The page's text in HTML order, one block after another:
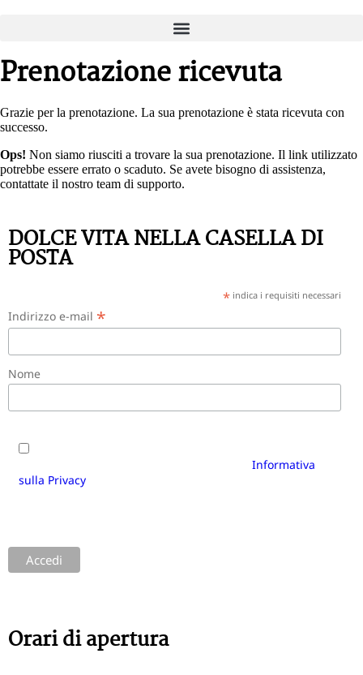
Prenotazione ricevuta
Grazie per la prenotazione. La sua prenotazione è stata ricevuta con
successo.
Ops! Non siamo riusciti a trovare la sua prenotazione. Il link utilizzato
potrebbe essere errato o scaduto. Se avete bisogno di assistenza,
contattate il nostro team di supporto.
DOLCE VITA NELLA CASELLA DI
POSTA
*indica i requisiti necessari
Indirizzo e-mail *
Nome
Informativa
sulla Privacydi Cantinetta Antinori Gastronomie GmbH.
Orari di apertura